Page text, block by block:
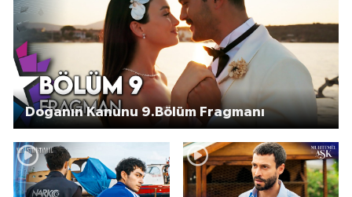
Doğanın Kanunu 9.Bölüm Fragmanı